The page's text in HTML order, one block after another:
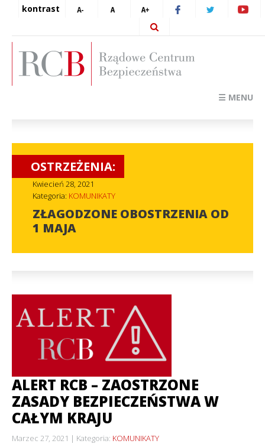
kontrast
☰ MENU
OSTRZEŻENIA:
Kwiecień 28, 2021
Kategoria: KOMUNIKATY
ZŁAGODZONE OBOSTRZENIA OD
1 MAJA
ALERT RCB – ZAOSTRZONE
ZASADY BEZPIECZEŃSTWA W
CAŁYM KRAJU
Marzec 27, 2021 Kategoria: KOMUNIKATY